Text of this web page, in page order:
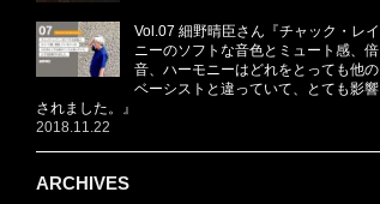
Vol.07 細野晴臣さん『チャック・レイ
ニーのソフトな音色とミュート感、倍
音、ハーモニーはどれをとっても他の
ベーシストと違っていて、とても影響
されました。』
2018.11.22
ARCHIVES